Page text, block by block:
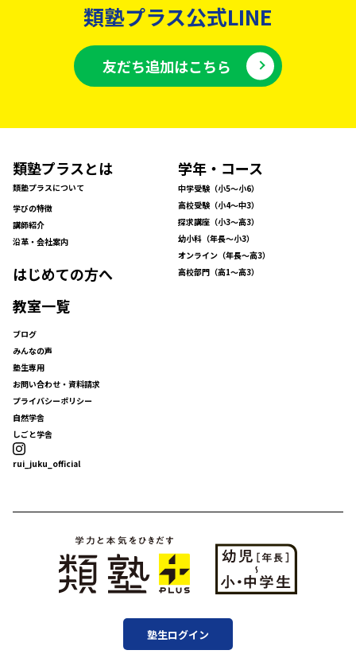
類塾プラス公式LINE
友だち追加はこちら
塾生ログイン
類塾プラスとは
類塾プラスについて
学びの特徴
講師紹介
沿革・会社案内
はじめての方へ
教室一覧
学年・コース
中学受験（小5〜小6）
高校受験（小4〜中3）
探求講座（小3〜高3）
幼小科（年長〜小3）
オンライン（年長〜高3）
高校部門（高1〜高3）
ブログ
みんなの声
塾生専用
お問い合わせ・資料請求
プライバシーポリシー
自然学舎
しごと学舎
rui_juku_official